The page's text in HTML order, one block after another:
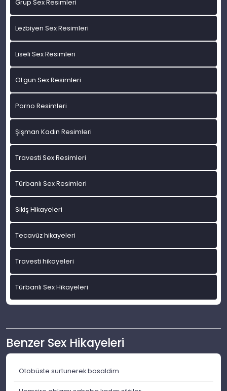
Grup Sex Resimleri
Lezbiyen Sex Resimleri
Liseli Sex Resimleri
OLgun Sex Resimleri
Porno Resimleri
Şişman Kadın Resimleri
Travesti Sex Resimleri
Türbanlı Sex Resimleri
Sikiş Hikayeleri
Tecavüz hikayeleri
Travesti hikayeleri
Türbanlı Sex Hikayeleri
Benzer Sex Hikayeleri
Otobüste surtunerek bosaldim